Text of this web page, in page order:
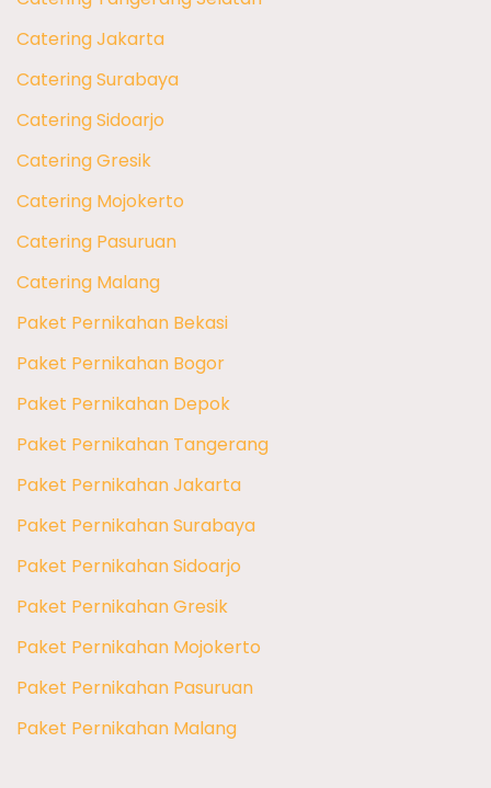
Catering Jakarta
Catering Surabaya
Catering Sidoarjo
Catering Gresik
Catering Mojokerto
Catering Pasuruan
Catering Malang
Paket Pernikahan Bekasi
Paket Pernikahan Bogor
Paket Pernikahan Depok
Paket Pernikahan Tangerang
Paket Pernikahan Jakarta
Paket Pernikahan Surabaya
Paket Pernikahan Sidoarjo
Paket Pernikahan Gresik
Paket Pernikahan Mojokerto
Paket Pernikahan Pasuruan
Paket Pernikahan Malang